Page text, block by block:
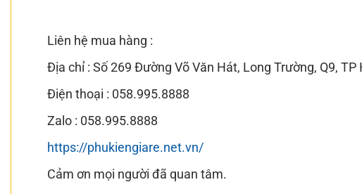
Liên hệ mua hàng :
Địa chỉ : Số 269 Đường Võ Văn Hát, Long Trường, Q9, TP
Điện thoại : 058.995.8888
Zalo : 058.995.8888
https://phukiengiare.net.vn/
Cảm ơn mọi người đã quan tâm.